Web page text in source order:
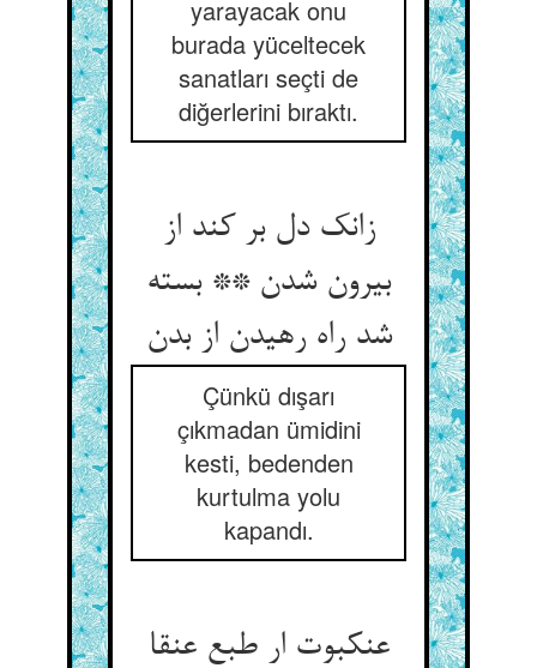
yarayacak onu
burada yüceltecek
sanatları seçti de
diğerlerini bıraktı.
زانک دل بر کند از
بیرون شدن ** بسته
شد راه رهیدن از بدن
Çünkü dışarı
çıkmadan ümidini
kesti, bedenden
kurtulma yolu
kapandı.
عنکبوت ار طبع عنقا